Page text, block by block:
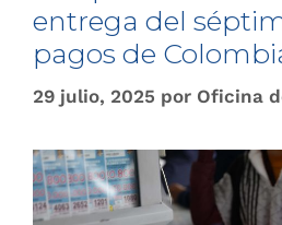
entrega del
pagos de
29 julio, 2025 por Oficina